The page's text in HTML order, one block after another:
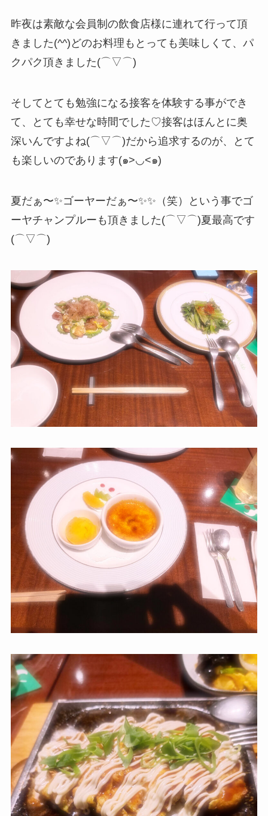
昨夜は素敵な会員制の飲食店様に連れて行って頂
きました(^^)どのお料理もとっても美味しくて、パ
クパク頂きました(⌒▽⌒)
そしてとても勉強になる接客を体験する事ができ
て、とても幸せな時間でした♡接客はほんとに奥
深いんですよね(⌒▽⌒)だから追求するのが、とて
も楽しいのであります(๑>◡<๑)
夏だぁ〜✨ゴーヤーだぁ〜✨✨（笑）という事でゴ
ーヤチャンプルーも頂きました(⌒▽⌒)夏最高です
(⌒▽⌒)